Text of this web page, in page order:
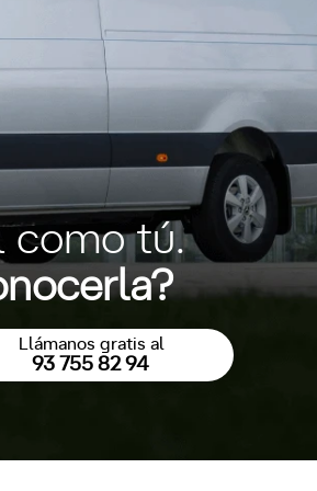
como tú.
Llámanos gratis al
93 755 82 94